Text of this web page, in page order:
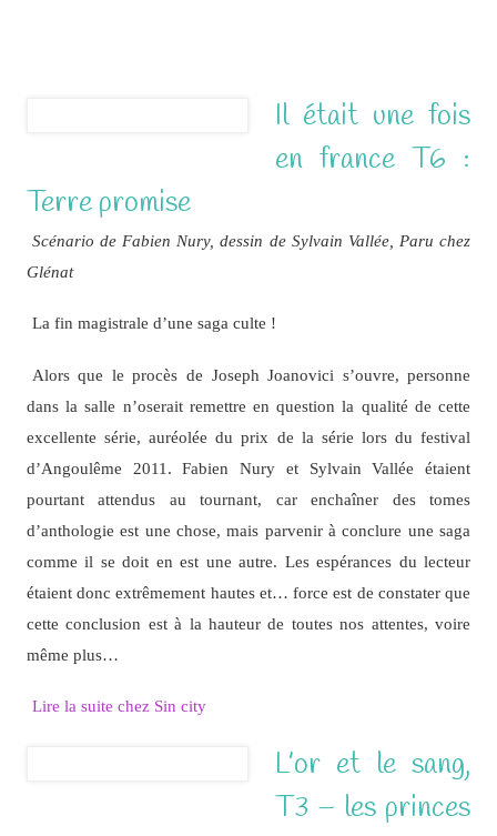
Il était une fois
en france T6 :
Terre promise
Scénario de Fabien Nury, dessin de Sylvain Vallée, Paru chez
Glénat
La fin magistrale d’une saga culte !
Alors que le procès de Joseph Joanovici s’ouvre, personne
dans la salle n’oserait remettre en question la qualité de cette
excellente série, auréolée du prix de la série lors du festival
d’Angoulême 2011. Fabien Nury et Sylvain Vallée étaient
pourtant attendus au tournant, car enchaîner des tomes
d’anthologie est une chose, mais parvenir à conclure une saga
comme il se doit en est une autre. Les espérances du lecteur
étaient donc extrêmement hautes et… force est de constater que
cette conclusion est à la hauteur de toutes nos attentes, voire
même plus…
Lire la suite chez Sin city
L’or et le sang,
T3 – les princes